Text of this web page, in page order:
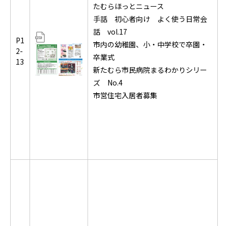
P1
2-
13
たむらほっとニュース
手話 初心者向け よく使う日常会
話 vol.17
市内の幼稚園、小・中学校で卒園・
卒業式
新たむら市民病院まるわかりシリー
ズ No.4
市営住宅入居者募集